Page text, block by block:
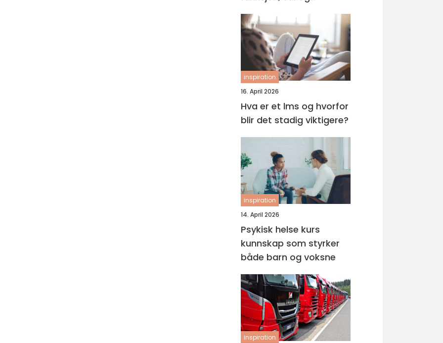
holdbarhet
inspiration
16. April 2026
Hva er et lms og hvorfor
blir det stadig viktigere?
inspiration
14. April 2026
Psykisk helse kurs
kunnskap som styrker
både barn og voksne
inspiration